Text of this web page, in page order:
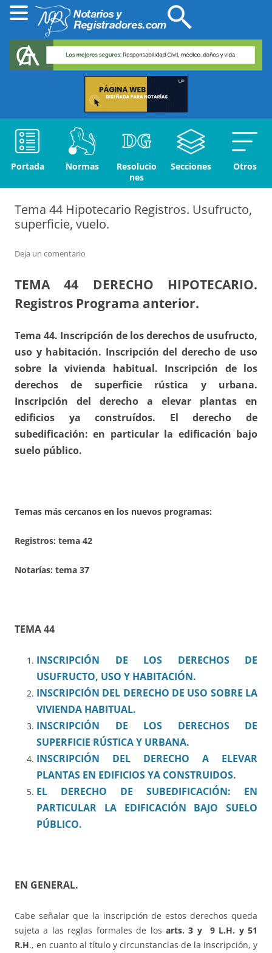
Portada Normas
Resolucio
nes
Secciones Otros
Tema 44 Hipotecario Registros. Usufructo,
superficie, vuelo.
Deja un comentario
TEMA 44 DERECHO HIPOTECARIO.
Registros Programa anterior.
Tema 44. Inscripción de los derechos de usufructo,
uso y habitación. Inscripción del derecho de uso
sobre la vivienda habitual. Inscripción de los
derechos de superficie rústica y urbana.
Inscripción del derecho a elevar plantas en
edificios ya construídos. El derecho de
subedificación: en particular la edificación bajo
suelo público.
Temas más cercanos en los nuevos programas:
Registros: tema 42
Notarías: tema 37
TEMA 44
INSCRIPCIÓN DE LOS DERECHOS DE
USUFRUCTO, USO Y HABITACIÓN.
INSCRIPCIÓN DEL DERECHO DE USO SOBRE LA
VIVIENDA HABITUAL.
INSCRIPCIÓN DE LOS DERECHOS DE
SUPERFICIE RÚSTICA Y URBANA.
INSCRIPCIÓN DEL DERECHO A ELEVAR
PLANTAS EN EDIFICIOS YA CONSTRUIDOS.
EL DERECHO DE SUBEDIFICACIÓN: EN
PARTICULAR LA EDIFICACIÓN BAJO SUELO
PÚBLICO.
EN GENERAL.
Cabe señalar que la inscripción de estos derechos queda
sujeta a las reglas formales de los arts. 3 y 9 L.H. y 51
R.H., en cuanto al título y circunstancias de la inscripción, y